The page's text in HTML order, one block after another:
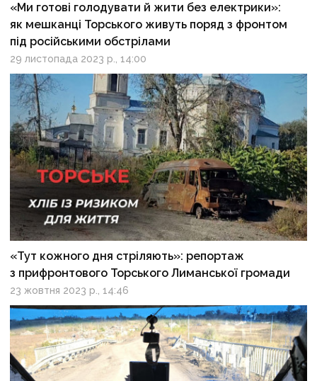
«Ми готові голодувати й жити без електрики»:
як мешканці Торського живуть поряд з фронтом
під російськими обстрілами
29 листопада 2023 р., 14:00
«Тут кожного дня стріляють»: репортаж
з прифронтового Торського Лиманської громади
23 жовтня 2023 р., 14:46